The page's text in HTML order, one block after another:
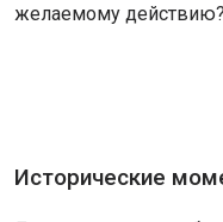
желаемому действию?
Исторические